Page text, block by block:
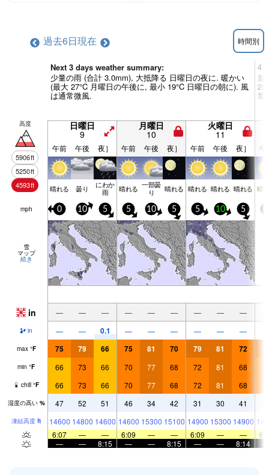
過去6日現在 時間別
Next 3 days weather summary:
少量の雨 (合計 3.0mm), 大抵降る 日曜日の夜に. 暖かい
(最大 27°C 月曜日の午後に, 最小 19°C 日曜日の朝に). 風
は通常微風.
4 -
並
常
高度
5906ft
5250ft
4593ft
日曜日
9
月曜日
10
火曜日
11
午前 午後 夜］ 午前 午後 夜］ 午前 午後 夜］ 午
晴れる 曇り にわか
雨 晴れる 一部曇
り 晴れる 晴れる 晴れる 晴れる 晴
mph 0 10 5 5 10 5 5 10 5
雪
マップ
続き
in — — — — — — — — —
in — — 0.1 — — — — — —
max °F 75 79 66 75 81 70 79 81 72
min °F 66 73 66 70 77 68 72 81 68
chill °F 66 73 66 70 77 68 72 81 68
湿度の高い % 47 52 51 46 34 42 31 30 41
凍結高度 ft 14600 14800 14600 14600 15300 15100 14900 15300 14900
6:07
— — 6:09 — — 6:09 — —
—
— 8:15 — — 8:15 — — 8:14